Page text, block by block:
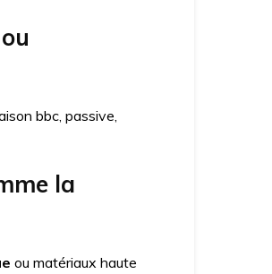
bbc, passive,
la
ou matériaux haute